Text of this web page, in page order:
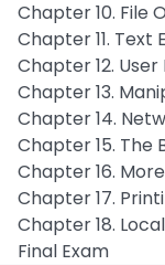
Chapter 10. File
Chapter 11. Text
Chapter 12.
Chapter 13.
Chapter 14.
Chapter 15. The
Chapter 16.
Chapter 17.
Chapter 18.
Final Exam